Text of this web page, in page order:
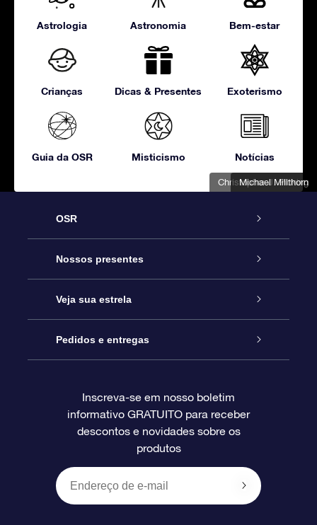
Christopher J. Picking
Michael Millthorn
Astrologia Astronomia Bem-estar
Crianças Dicas & Presentes Exoterismo
Guia da OSR Misticismo Notícias
OSR
Serviço
Entre em contato conosco
Blog
Avaliações
Nossos presentes
Presente estrelar on-line
Pacote de presente da OSR
O cartão de presente da OSR
Presentes corporativos
Veja sua estrela
Star Register
Página estelar personalizada
Um Milhão de Estrelas
OSR Starsaver
Pedidos e entregas
Informações de pagamento
Política de devolução
Inscreva-se em nosso boletim
informativo GRATUITO para receber
descontos e novidades sobre os
produtos